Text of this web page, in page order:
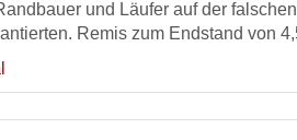
und Läufer auf der
Remis zum Endstand von